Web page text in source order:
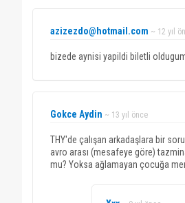
azizezdo@hotmail.com ~ 12 yıl
bizede aynisi yapildi biletli
Gokce Aydin ~ 13 yıl önce
THY'de çalışan arkadaşlara bir
avro arası (mesafeye göre)
mu? Yoksa ağlamayan çocuğa